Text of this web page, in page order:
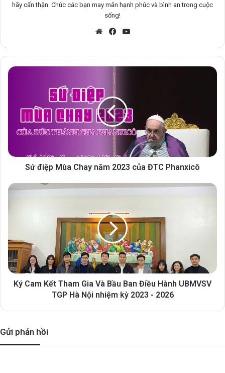
hãy cẩn thận. Chúc các bạn may mắn hạnh phúc và bình an trong cuộc
sống!
WebsiteFacebook
Sứ điệp Mùa Chay năm 2023 của ĐTC Phanxicô
Ký Cam Kết Tham Gia Và Bầu Ban Điều Hành UBMVSV
TGP Hà Nội nhiệm kỳ 2023 - 2026
Gửi phản hồi